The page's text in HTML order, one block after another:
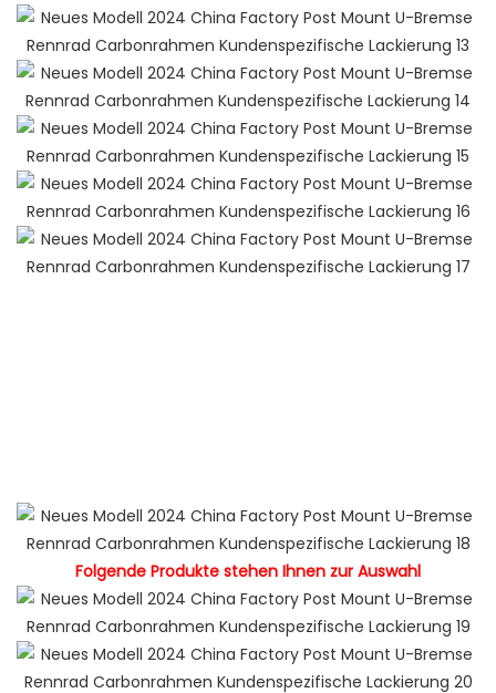
Folgende Produkte stehen Ihnen zur Auswahl